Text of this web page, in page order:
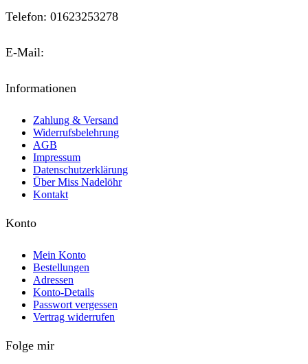
Telefon: 01623253278
E-Mail:
Informationen
Zahlung & Versand
Widerrufsbelehrung
AGB
Impressum
Datenschutzerklärung
Über Miss Nadelöhr
Kontakt
Konto
Mein Konto
Bestellungen
Adressen
Konto-Details
Passwort vergessen
Vertrag widerrufen
Folge mir